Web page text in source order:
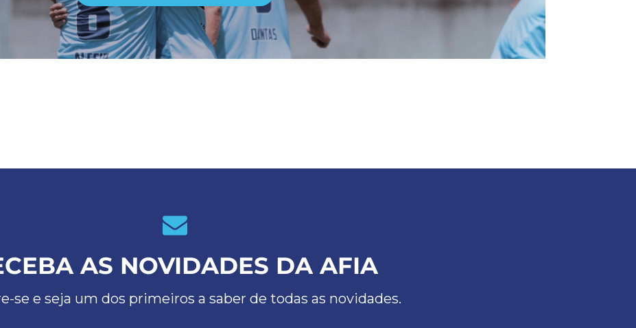
AS NOVIDADES DA AFIA
se e seja um dos primeiros a saber de todas as novidades.